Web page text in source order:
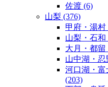
佐渡 (6)
山梨 (376)
甲府・湯
山梨・石
大月・都
山中湖・忍
河口湖・富
(203)